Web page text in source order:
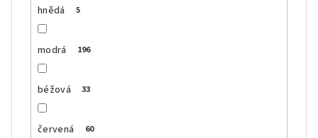
hnědá 5
modrá 196
béžová 33
červená 60